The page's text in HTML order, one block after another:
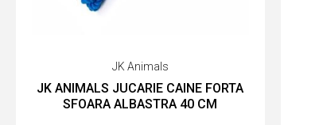
JK Animals
JK ANIMALS JUCARIE CAINE FORTA
SFOARA ALBASTRA 40 CM